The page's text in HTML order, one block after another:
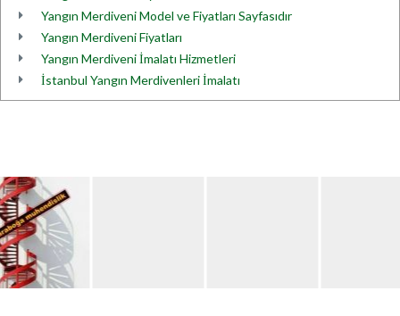
Yangın Merdiveni Model ve Fiyatları Sayfasıdır
Yangın Merdiveni Fiyatları
Yangın Merdiveni İmalatı Hizmetleri
İstanbul Yangın Merdivenleri İmalatı